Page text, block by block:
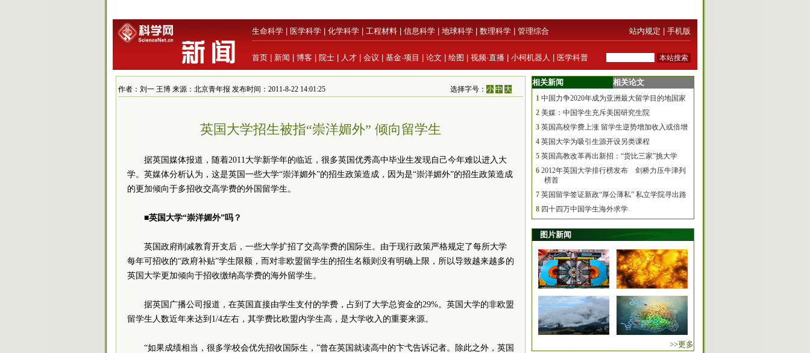
生命科学 医学科学 化学科学 工程材料 信息科学 地球科学 数理科学 管理综合 站内规定 手机版
首页 新闻 博客 院士 人才 会议 基金·项目 论文 绘图 视频·直播 小柯机器人 医学科普
作者：刘一 王博 来源：北京青年报 发布时间：2011-8-22 14:01:25 选择字号：小 中 大
英国大学招生被指“崇洋媚外” 倾向留学生
据英国媒体报道，随着2011大学新学年的临近，很多英国优秀高中毕业生发现自己今年难以进入大
学。英媒体分析认为，这是英国一些大学“崇洋媚外”的招生政策造成，因为是“崇洋媚外”的招生政策造成
的更加倾向于多招收交高学费的外国留学生。
■英国大学“崇洋媚外”吗？
英国政府削减教育开支后，一些大学扩招了交高学费的国际生。由于现行政策严格规定了每所大学
每年可招收的“政府补贴”学生限额，而对非欧盟留学生的招生名额则没有明确上限，所以导致越来越多的
英国大学更加倾向于招收缴纳高学费的海外留学生。
据英国广播公司报道，在英国直接由学生支付的学费，占到了大学总资金的29%。英国大学的非欧盟
留学生人数近年来达到1/4左右，其学费比欧盟内学生高，是大学收入的重要来源。
“如果成绩相当，很多学校会优先招收国际生，”曾在英国就读高中的卞弋告诉记者。除此之外，英国
相关新闻 相关论文
1 中国力争2020年成为亚洲最大留学目的地国家
2 美媒：中国学生充斥美国研究生院
3 英国高校学费上涨 留学生逆势增加收入或倍增
4 英国大学为吸引生源开设另类课程
5 英国高教改革再出新招：“货比三家”挑大学
6 2012年英国大学排行榜发布 剑桥力压牛津列
榜首
7 英国留学签证新政“厚公薄私” 私立学院寻出路
8 四十四万中国学生海外求学
图片新闻
>>更多